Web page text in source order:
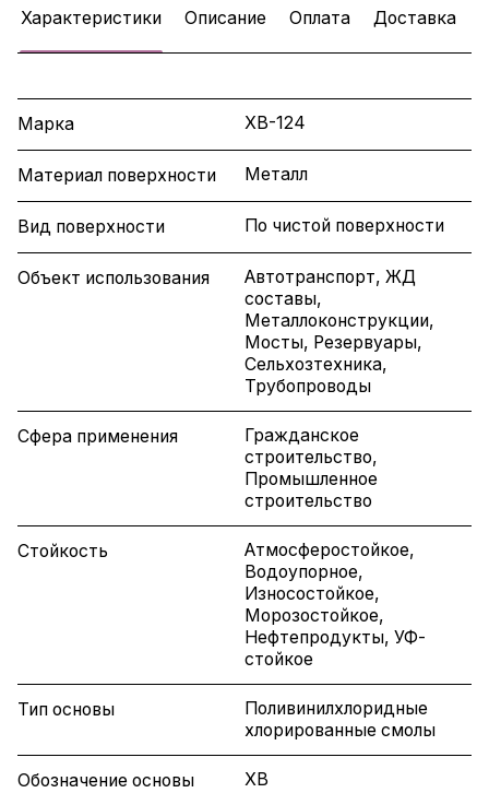
Характеристики Описание Оплата Доставка
Марка ХВ-124
Материал поверхности Металл
Вид поверхности По чистой поверхности
Объект использования
Автотранспорт, ЖД
составы,
Металлоконструкции,
Мосты, Резервуары,
Сельхозтехника,
Трубопроводы
Сфера применения
Гражданское
строительство,
Промышленное
строительство
Стойкость
Атмосферостойкое,
Водоупорное,
Износостойкое,
Морозостойкое,
Нефтепродукты, УФ-
стойкое
Тип основы
Поливинилхлоридные
хлорированные смолы
Обозначение основы ХВ